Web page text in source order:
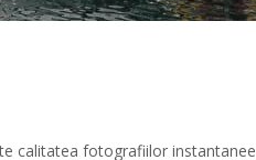
calitatea fotografiilor instantanee